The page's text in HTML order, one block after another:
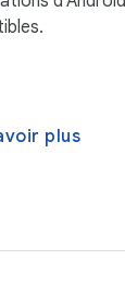
plus